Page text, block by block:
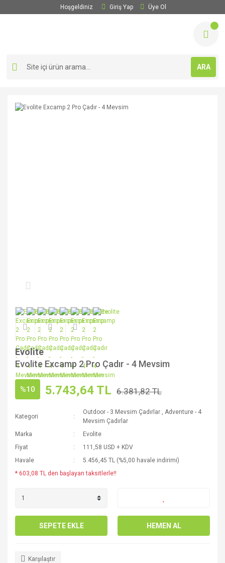
Hoşgeldiniz Giriş Yap Üye Ol
ARA
Evolite
Evolite Excamp 2 Pro Çadır - 4 Mevsim
%10 5.743,64 TL 6.381,82 TL
Kategori
Outdoor - 3 Mevsim Çadırlar ,Adventure - 4
Mevsim Çadırlar
Marka
Evolite
Fiyat
111,58 USD + KDV
Havale
5.456,45 TL (%5,00 havale indirimi)
* 603,08 TL den başlayan taksitlerle!!
SEPETE EKLE HEMEN AL
Karşılaştır